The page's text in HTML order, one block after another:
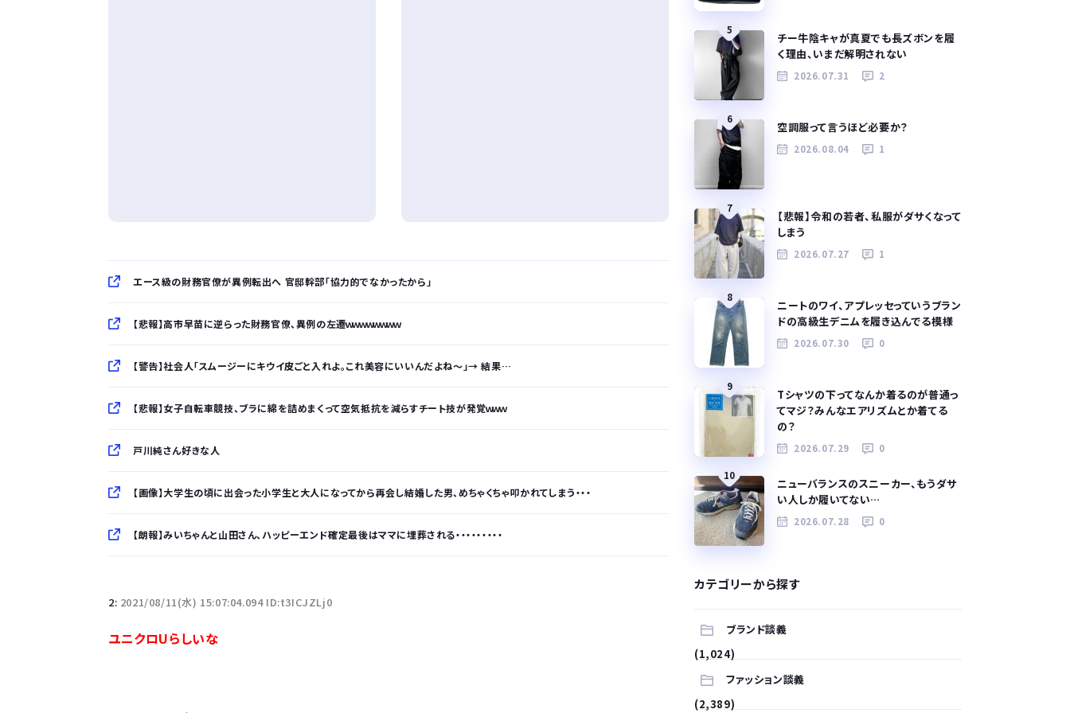
エース級の財務官僚が異例転出へ 官邸幹部「協力的でなかったから」
【悲報】高市早苗に逆らった財務官僚、異例の左遷ｗｗｗｗｗｗｗｗ
【警告】社会人「スムージーにキウイ皮ごと入れよ。これ美容にいいんだよね〜」→ 結果…
【悲報】女子自転車競技、ブラに綿を詰めまくって空気抵抗を減らすチート技が発覚ｗｗｗ
戸川純さん好きな人
【画像】大学生の頃に出会った小学生と大人になってから再会し結婚した男、めちゃくちゃ叩かれてしまう・・・
【朗報】みいちゃんと山田さん、ハッピーエンド確定最後はママに埋葬される・・・・・・・・・
2: 2021/08/11(水) 15:07:04.094 ID:t3ICJZLj0
ユニクロUらしいな
5
チー牛陰キャが真夏でも長ズボンを履
く理由、いまだ解明されない
2026.07.31 2
6
空調服って言うほど必要か？
2026.08.04 1
7
【悲報】令和の若者、私服がダサくなって
しまう
2026.07.27 1
8
ニートのワイ、アプレッセっていうブラン
ドの高級生デニムを履き込んでる模様
2026.07.30 0
9
Tシャツの下ってなんか着るのが普通っ
てマジ？みんなエアリズムとか着てる
の？
2026.07.29 0
10
ニューバランスのスニーカー、もうダサ
い人しか履いてない…
2026.07.28 0
カテゴリーから探す
ブランド談義
(1,024)
ファッション談義
(2,389)